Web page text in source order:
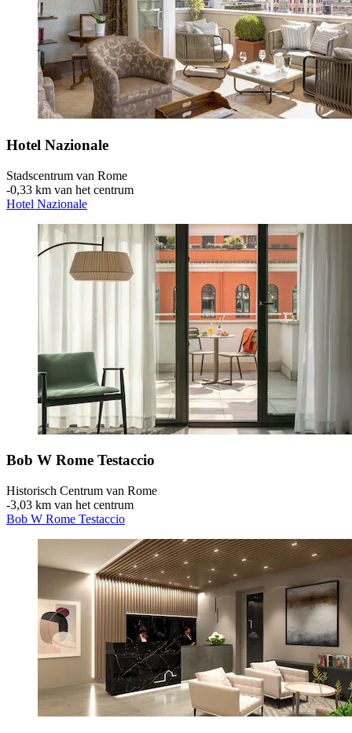
Hotel Nazionale
Stadscentrum van Rome
‐0,33 km van het centrum
Hotel Nazionale
Bob W Rome Testaccio
Historisch Centrum van Rome
‐3,03 km van het centrum
Bob W Rome Testaccio